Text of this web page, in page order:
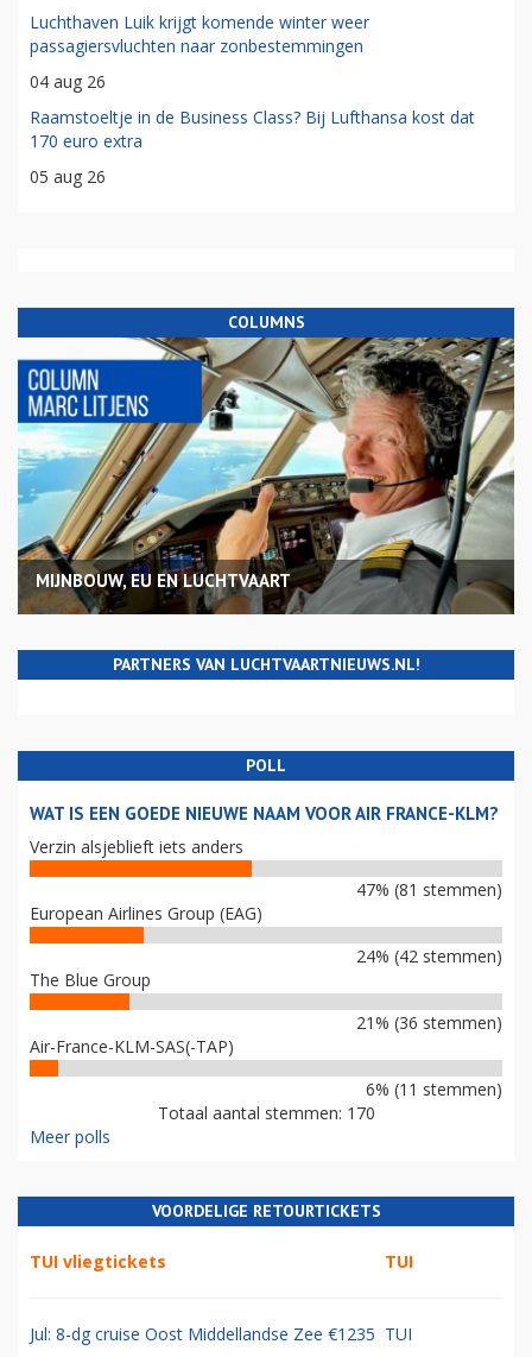
Luchthaven Luik krijgt komende winter weer
passagiersvluchten naar zonbestemmingen
04 aug 26
Raamstoeltje in de Business Class? Bij Lufthansa kost dat
170 euro extra
05 aug 26
COLUMNS
MIJNBOUW, EU EN LUCHTVAART
PARTNERS VAN LUCHTVAARTNIEUWS.NL!
POLL
WAT IS EEN GOEDE NIEUWE NAAM VOOR AIR FRANCE-KLM?
Verzin alsjeblieft iets anders
47% (81 stemmen)
European Airlines Group (EAG)
24% (42 stemmen)
The Blue Group
21% (36 stemmen)
Air-France-KLM-SAS(-TAP)
6% (11 stemmen)
Totaal aantal stemmen: 170
Meer polls
VOORDELIGE RETOURTICKETS
TUI vliegtickets TUI
Jul: 8-dg cruise Oost Middellandse Zee €1235 TUI